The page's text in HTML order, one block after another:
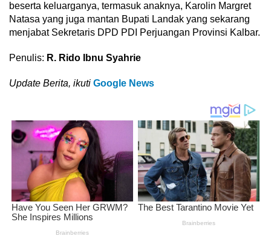
beserta keluarganya, termasuk anaknya, Karolin Margret
Natasa yang juga mantan Bupati Landak yang sekarang
menjabat Sekretaris DPD PDI Perjuangan Provinsi Kalbar.
Penulis: R. Rido Ibnu Syahrie
Update Berita, ikuti Google News